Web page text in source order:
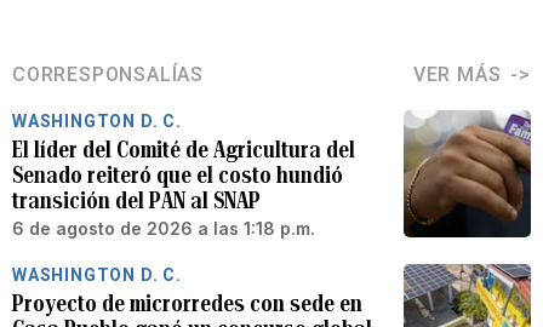
CORRESPONSALÍAS VER MÁS
WASHINGTON D. C.
El líder del Comité de Agricultura del
Senado reiteró que el costo hundió
transición del PAN al SNAP
6 de agosto de 2026 a las 1:18 p.m.
WASHINGTON D. C.
Proyecto de microrredes con sede en